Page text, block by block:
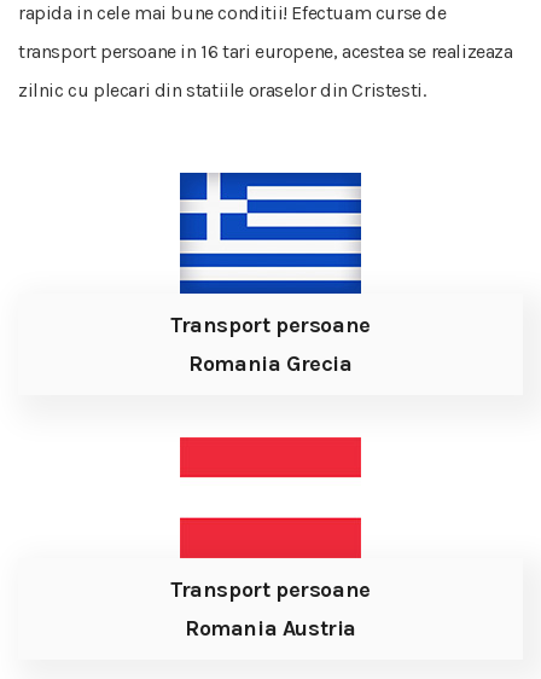
rapida in cele mai bune conditii! Efectuam curse de
transport persoane in 16 tari europene, acestea se realizeaza
zilnic cu plecari din statiile oraselor din Cristesti.
Transport persoane
Romania Grecia
Transport persoane
Romania Austria